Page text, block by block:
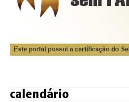
calendário